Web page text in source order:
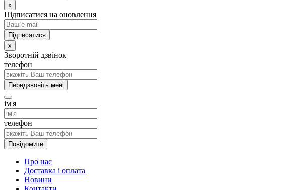
x
Підписатися на оновлення
x
Зворотній дзвінок
телефон
Передзвоніть мені
ім'я
телефон
Повідомити
Про нас
Доставка і оплата
Новини